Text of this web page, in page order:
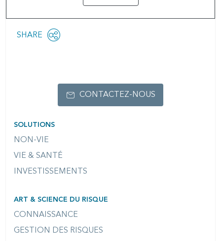
Share
SHARE
OPEN
SOLUTIONS
NON-VIE
VIE & SANTÉ
INVESTISSEMENTS
ART & SCIENCE DU RISQUE
CONNAISSANCE
GESTION DES RISQUES
CONTACTEZ-NOUS